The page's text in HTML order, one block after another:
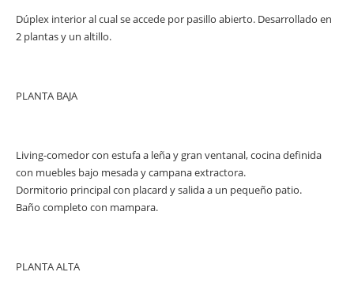
Dúplex interior al cual se accede por pasillo abierto. Desarrollado en
2 plantas y un altillo.
PLANTA BAJA
Living-comedor con estufa a leña y gran ventanal, cocina definida
con muebles bajo mesada y campana extractora.
Dormitorio principal con placard y salida a un pequeño patio.
Baño completo con mampara.
PLANTA ALTA